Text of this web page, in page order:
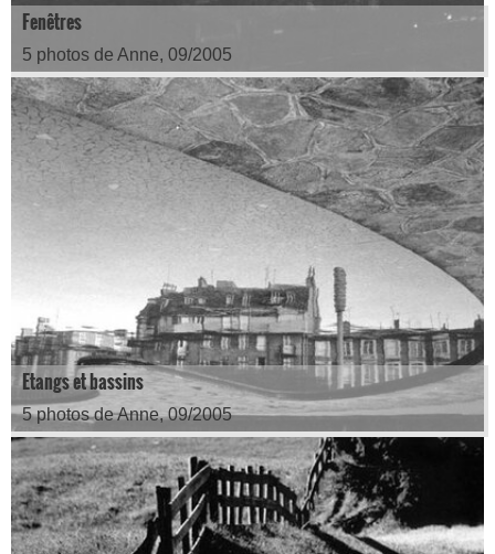
Fenêtres
5 photos de Anne, 09/2005
Etangs et bassins
5 photos de Anne, 09/2005